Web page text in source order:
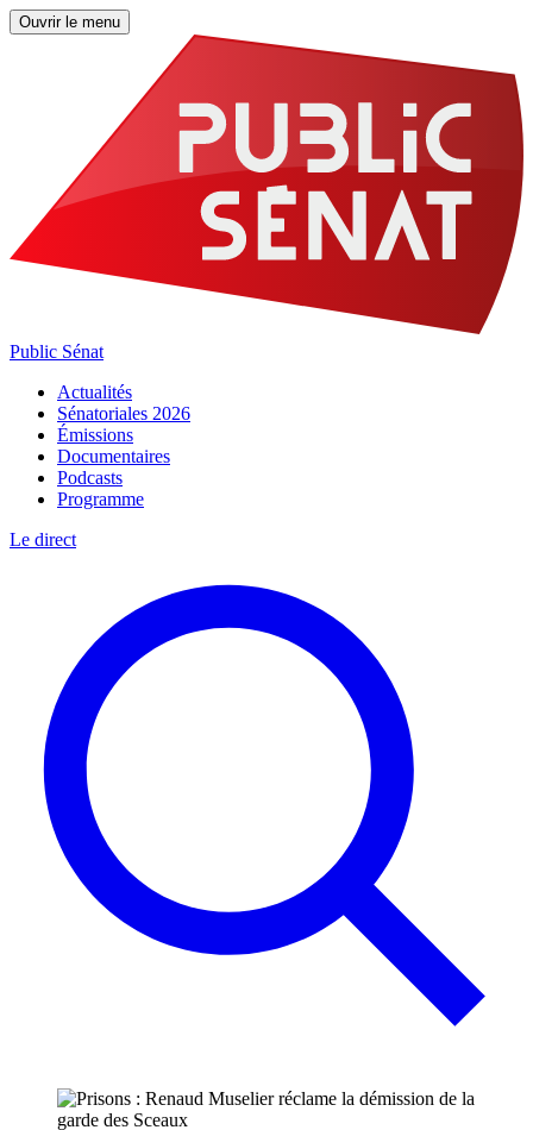
Ouvrir le menu
Public Sénat
Actualités
Sénatoriales 2026
Émissions
Documentaires
Podcasts
Programme
Le direct